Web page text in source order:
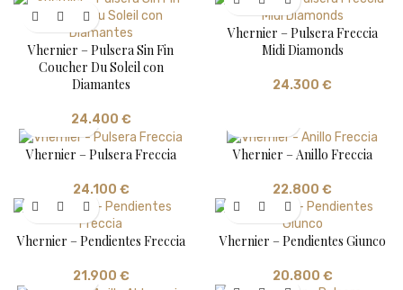
Vhernier – Pulsera Sin Fin
Coucher Du Soleil con
Diamantes
24.400 €
Vhernier – Pulsera Freccia
Midi Diamonds
24.300 €
Vhernier – Pulsera Freccia
24.100 €
Vhernier – Anillo Freccia
22.800 €
Vhernier – Pendientes Freccia
21.900 €
Vhernier – Pendientes Giunco
20.800 €